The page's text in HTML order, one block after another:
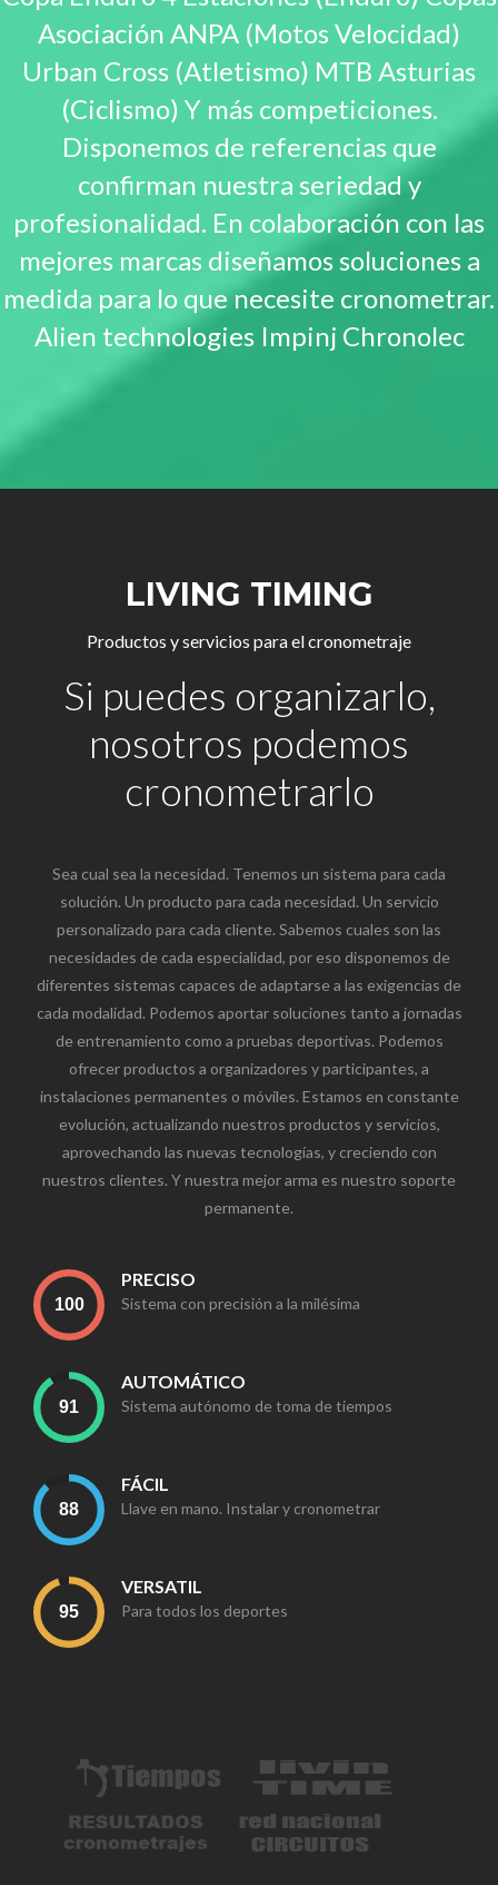
Asociación ANPA (Motos Velocidad)
Urban Cross (Atletismo) MTB Asturias
(Ciclismo) Y más competiciones.
Disponemos de referencias que
confirman nuestra seriedad y
profesionalidad. En colaboración con las
mejores marcas diseñamos soluciones a
medida para lo que necesite cronometrar.
Alien technologies Impinj Chronolec
LIVING TIMING
Productos y servicios para el cronometraje
Si puedes organizarlo,
nosotros podemos
cronometrarlo
Sea cual sea la necesidad. Tenemos un sistema para cada
solución. Un producto para cada necesidad. Un servicio
personalizado para cada cliente. Sabemos cuales son las
necesidades de cada especialidad, por eso disponemos de
diferentes sistemas capaces de adaptarse a las exigencias de
cada modalidad. Podemos aportar soluciones tanto a jornadas
de entrenamiento como a pruebas deportivas. Podemos
ofrecer productos a organizadores y participantes, a
instalaciones permanentes o móviles. Estamos en constante
evolución, actualizando nuestros productos y servicios,
aprovechando las nuevas tecnologías, y creciendo con
nuestros clientes. Y nuestra mejor arma es nuestro soporte
permanente.
PRECISO
Sistema con precisión a la milésima
AUTOMÁTICO
Sistema autónomo de toma de tiempos
FÁCIL
Llave en mano. Instalar y cronometrar
VERSATIL
Para todos los deportes